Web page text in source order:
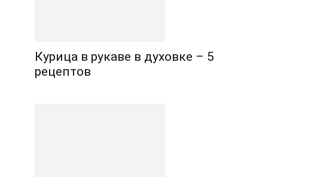
Курица в рукаве в духовке – 5
рецептов